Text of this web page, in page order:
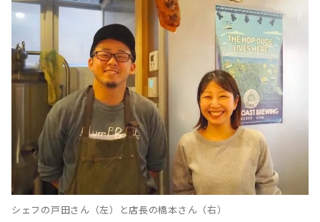
シェフの戸田さん（左）と店長の橋本さん（右）